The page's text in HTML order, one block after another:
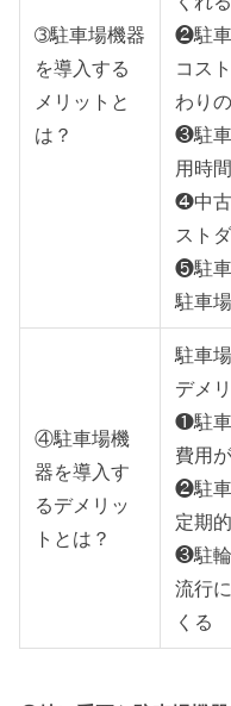
➂駐車場機器
を導入する
メリットと
は？
❷駐車
コス
わり
❸駐車
用時
❹中古
スト
❺駐車
駐車
④駐車場機
器を導入す
るデメリッ
トとは？
駐車
デメ
❶駐車
費用
❷駐車
定期
❸駐輪
流行
くる